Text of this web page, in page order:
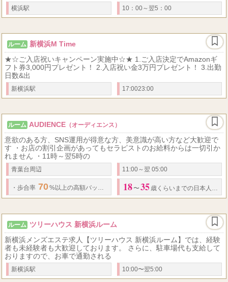
横浜駅 10：00～翌5：00
ルーム 新横浜M Time
★☆ご入店祝いキャンペーン実施中☆★ 1.ご入店決定でAmazonギ
フト券3,000円プレゼント！ 2.入店祝い金3万円プレゼント！ 3.出勤
日数&出
新横浜駅 17:0023:00
ルーム AUDIENCE （オーディエンス）
意欲のある方、SNS運用が得意な方、美意識が高い方など大歓迎で
す ・お店の割引企画があってもセラピストのお給料からは一切引か
れません ・11時～翌5時の
青葉台周辺 11:00～翌 05:00
・ 歩合率 70%以上の高額バック オプション、指名料全額バック・全額日
18 〜 35 歳くらいまでの日本人女性
ルーム ツリーハウス 新横浜ルーム
新横浜メンズエステ求人【ツリーハウス 新横浜ルーム】では、経験
者も未経験者も大歓迎しております。 さらに、駐車場代も支給して
おりますので、お車で通勤される
新横浜駅 10:00〜翌5:00